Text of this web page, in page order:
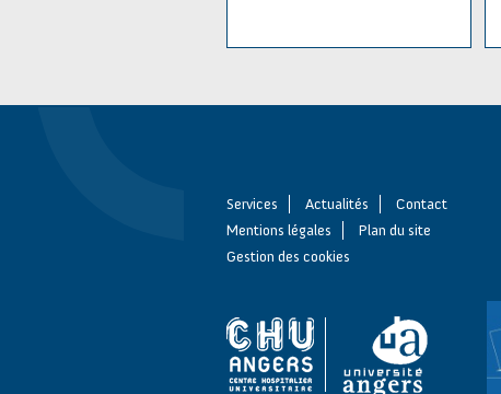
Services Actualités
Contact
Mentions légales
Plan du site
Gestion des cookies